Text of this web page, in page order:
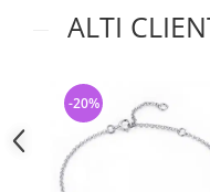
ALTI
-20%